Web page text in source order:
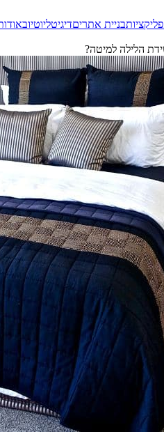
בניית אתריםדיגיטליוטיוב
הלילה למיטה?